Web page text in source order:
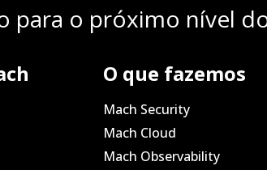
para o próximo nível
O que fazemos
Mach Security
Mach Cloud
Mach Observability